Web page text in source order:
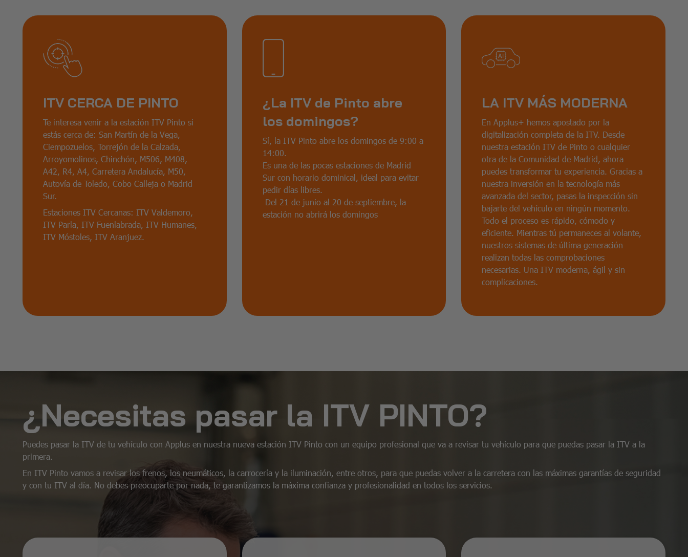
ITV CERCA DE PINTO
Te interesa venir a la estación ITV Pinto si
estás cerca de: San Martín de la Vega,
Ciempozuelos, Torrejón de la Calzada,
Arroyomolinos, Chinchón, M506, M408,
A42, R4, A4, Carretera Andalucía, M50,
Autovía de Toledo, Cobo Calleja o Madrid
Sur.
Estaciones ITV Cercanas: ITV Valdemoro,
ITV Parla, ITV Fuenlabrada, ITV Humanes,
ITV Móstoles, ITV Aranjuez.
¿La ITV de Pinto abre
los domingos?
Sí, la ITV Pinto abre los domingos de 9:00 a
14:00.
Es una de las pocas estaciones de Madrid
Sur con horario dominical, ideal para evitar
pedir días libres.
Del 21 de junio al 20 de septiembre, la
estación no abrirá los domingos
LA ITV MÁS MODERNA
En Applus+ hemos apostado por la
digitalización completa de la ITV. Desde
nuestra estación ITV de Pinto o cualquier
otra de la Comunidad de Madrid, ahora
puedes transformar tu experiencia. Gracias a
nuestra inversión en la tecnología más
avanzada del sector, pasas la inspección sin
bajarte del vehículo en ningún momento.
Todo el proceso es rápido, cómodo y
eficiente. Mientras tú permaneces al volante,
nuestros sistemas de última generación
realizan todas las comprobaciones
necesarias. Una ITV moderna, ágil y sin
complicaciones.
¿Necesitas pasar la ITV PINTO?
Puedes pasar la ITV de tu vehículo con Applus en nuestra nueva estación ITV Pinto con un equipo profesional que va a revisar tu vehículo para que puedas pasar la ITV a la
primera.
En ITV Pinto vamos a revisar los frenos, los neumáticos, la carrocería y la iluminación, entre otros, para que puedas volver a la carretera con las máximas garantías de seguridad
y con tu ITV al día. No debes preocuparte por nada, te garantizamos la máxima confianza y profesionalidad en todos los servicios.